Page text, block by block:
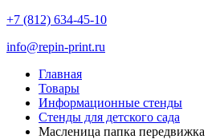
+7 (812) 634-45-10
info@repin-print.ru
Главная
Товары
Информационные стенды
Стенды для детского сада
Масленица папка передвижка